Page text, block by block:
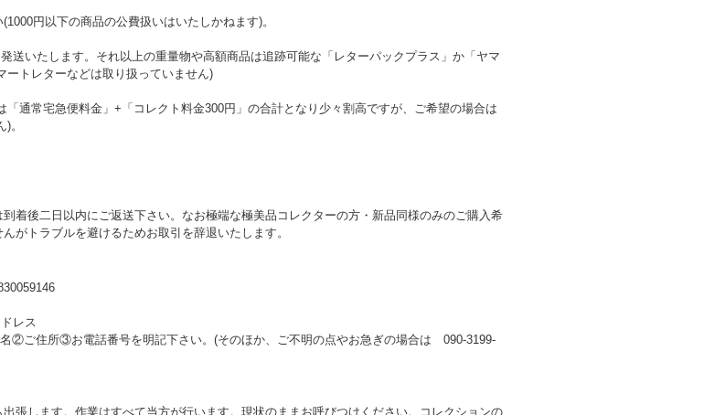
円以下の商品の公費扱いはいたしかねます)。
送いたします。それ以上の重量物や高額商品は追跡可能な「レターパックプラス」か「ヤマ
ートレターなどは取り扱っていません)
通常宅急便料金」+「コレクト料金300円」の合計となり少々割高ですが、ご希望の場合は
。
着後二日以内にご返送下さい。なお極端な極美品コレクターの方・新品同様のみのご購入希
がトラブルを避けるためお取引を辞退いたします。
レス
②ご住所③お電話番号を明記下さい。(そのほか、ご不明の点やお急ぎの場合は 090-3199-
張します。作業はすべて当方が行います。現状のままお呼びつけください。コレクションの